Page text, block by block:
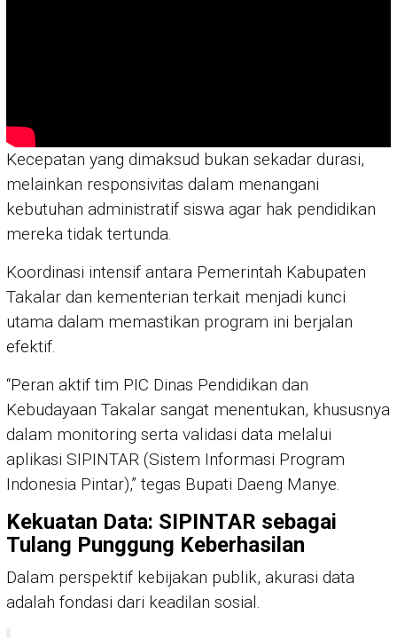
Kecepatan yang dimaksud bukan sekadar durasi,
melainkan responsivitas dalam menangani
kebutuhan administratif siswa agar hak pendidikan
mereka tidak tertunda.
Koordinasi intensif antara Pemerintah Kabupaten
Takalar dan kementerian terkait menjadi kunci
utama dalam memastikan program ini berjalan
efektif.
“Peran aktif tim PIC Dinas Pendidikan dan
Kebudayaan Takalar sangat menentukan, khususnya
dalam monitoring serta validasi data melalui
aplikasi SIPINTAR (Sistem Informasi Program
Indonesia Pintar),” tegas Bupati Daeng Manye.
Kekuatan Data: SIPINTAR sebagai
Tulang Punggung Keberhasilan
Dalam perspektif kebijakan publik, akurasi data
adalah fondasi dari keadilan sosial.